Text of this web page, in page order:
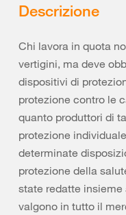
Descrizione
Chi lavora in quota
vertigini, ma deve
dispositivi di
protezione contro le
quanto produttori di
protezione
determinate
protezione della
state redatte insieme
valgono in tutto il